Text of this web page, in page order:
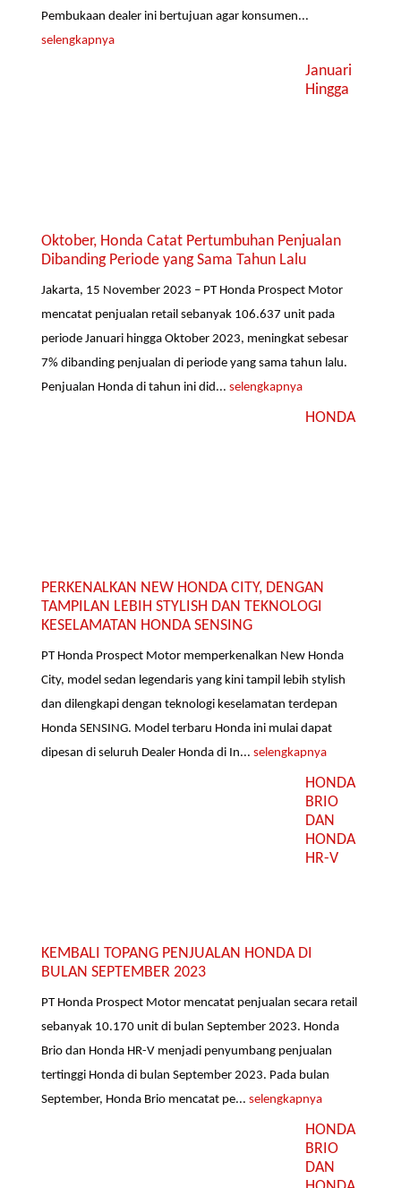
Pembukaan dealer ini bertujuan agar konsumen...
selengkapnya
Januari
Hingga
Oktober, Honda Catat Pertumbuhan Penjualan
Dibanding Periode yang Sama Tahun Lalu
Jakarta, 15 November 2023 – PT Honda Prospect Motor
mencatat penjualan retail sebanyak 106.637 unit pada
periode Januari hingga Oktober 2023, meningkat sebesar
7% dibanding penjualan di periode yang sama tahun lalu.
Penjualan Honda di tahun ini did...selengkapnya
HONDA
PERKENALKAN NEW HONDA CITY, DENGAN
TAMPILAN LEBIH STYLISH DAN TEKNOLOGI
KESELAMATAN HONDA SENSING
PT Honda Prospect Motor memperkenalkan New Honda
City, model sedan legendaris yang kini tampil lebih stylish
dan dilengkapi dengan teknologi keselamatan terdepan
Honda SENSING. Model terbaru Honda ini mulai dapat
dipesan di seluruh Dealer Honda di In...selengkapnya
HONDA
BRIO
DAN
HONDA
HR-V
KEMBALI TOPANG PENJUALAN HONDA DI
BULAN SEPTEMBER 2023
PT Honda Prospect Motor mencatat penjualan secara retail
sebanyak 10.170 unit di bulan September 2023. Honda
Brio dan Honda HR-V menjadi penyumbang penjualan
tertinggi Honda di bulan September 2023. Pada bulan
September, Honda Brio mencatat pe...selengkapnya
HONDA
BRIO
DAN